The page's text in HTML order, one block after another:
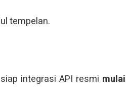
tempelan.
integrasi API resmi mulai